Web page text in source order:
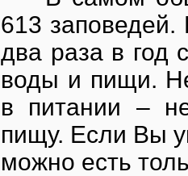
613 заповедей.
два раза в год
воды и пищи.
в питании –
пищу. Если Вы
можно есть